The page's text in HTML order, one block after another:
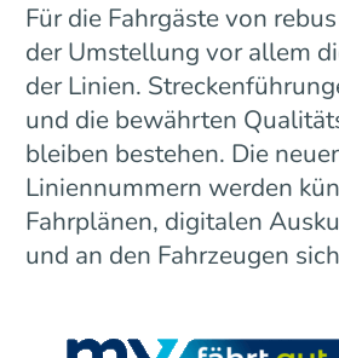
Für die Fahrgäste von
der Umstellung vor allem
der Linien.
und die bewährten
bleiben bestehen. Die
Liniennummern werden
Fahrplänen, digitalen
und an den Fahrzeugen